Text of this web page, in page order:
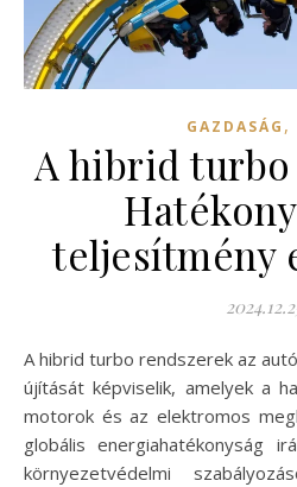
GAZDASÁG ,
A hibrid turbo
teljesítmény
A hibrid turbo rendszerek az autóipar egyik legizgalmasabb
újítását képviselik, amelyek a
motorok és az elektromos
globális energiahatékonyság
környezetvédelmi